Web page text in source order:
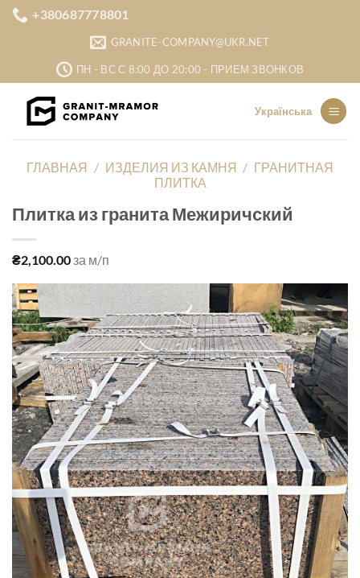
Skip
+380687778801
GRANITE-COMPANY@UKR.NET
ПН - ВС С 8:00 ДО 20:00 - ПРИЕМ ЗВОНКОВ
Українська
ГЛАВНАЯ / ИЗДЕЛИЯ ИЗ КАМНЯ / ГРАНИТНАЯ
ПЛИТКА
Плитка из гранита Межиричский
₴2,100.00за м/п